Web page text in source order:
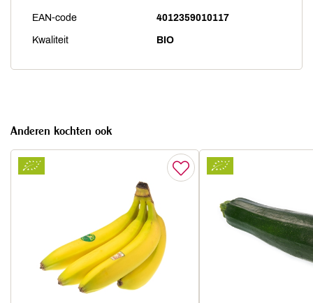
EAN-code 4012359010117
Kwaliteit BIO
Anderen kochten ook